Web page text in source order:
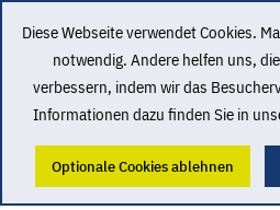
Diese Webseite verwendet Cookies.
notwendig. Andere helfen uns,
verbessern, indem wir das
Informationen dazu finden Sie in
Optionale Cookies ablehnen